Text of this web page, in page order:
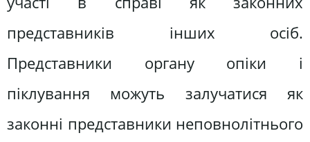
представників інших осіб.
Представники органу опіки і
піклування можуть залучатися як
законні представники неповнолітнього